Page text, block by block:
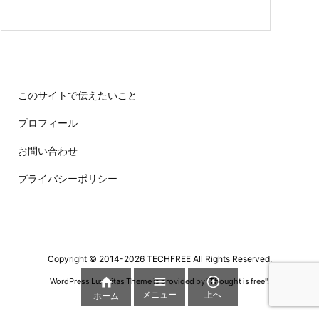
このサイトで伝えたいこと
プロフィール
お問い合わせ
プライバシーポリシー
Copyright © 2014-2026 TECHFREEAll Rights Reserved.
WordPress Luxeritas Theme is provided by "Thought is free".

ホーム

メニュー

上へ